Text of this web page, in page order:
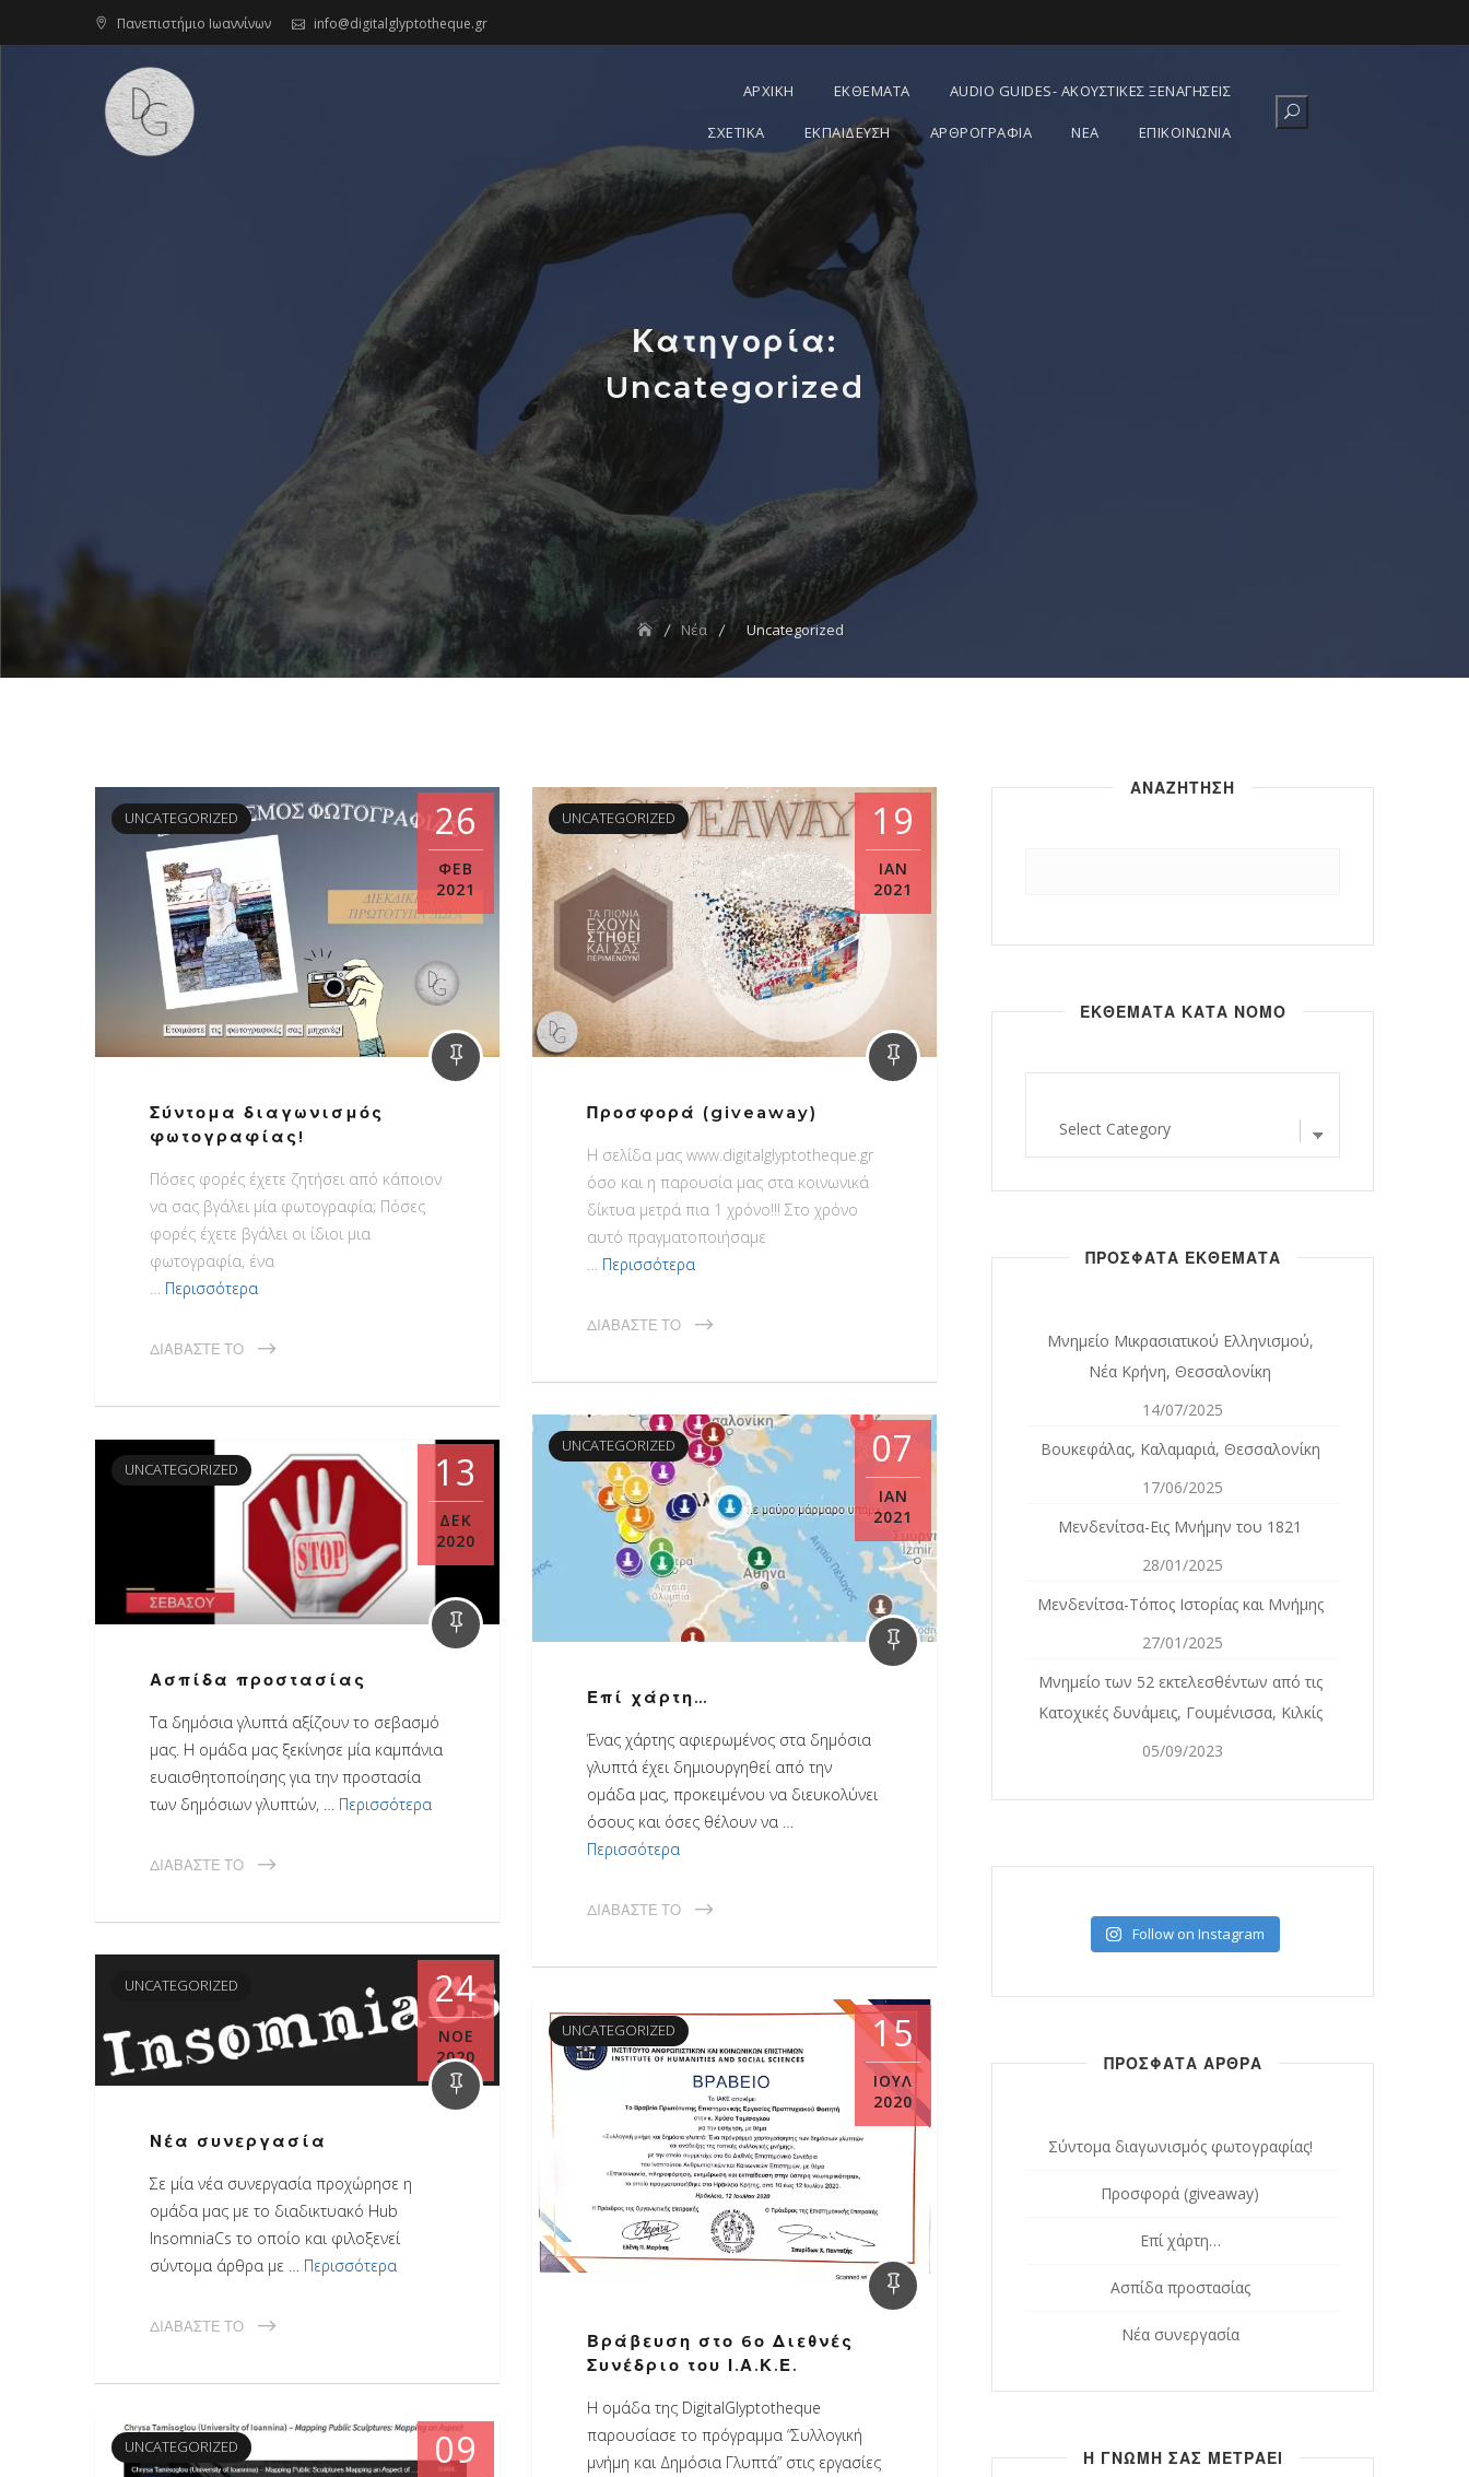
to
Πανεπιστήμιο Ιωαννίνων info@digitalglyptotheque.gr
ΑΡΧΙΚΗ ΕΚΘΕΜΑΤΑ AUDIO GUIDES- ΑΚΟΥΣΤΙΚΈΣ ΞΕΝΑΓΉΣΕΙΣ
ΣΧΕΤΙΚΑ ΕΚΠΑΙΔΕΥΣΗ ΑΡΘΡΟΓΡΑΦΊΑ ΝΕΑ ΕΠΙΚΟΙΝΩΝΙΑ
Κατηγορία:
Uncategorized
Νέα Uncategorized
UNCATEGORIZED 26
ΦΕΒ
2021
Σύντομα διαγωνισμός
φωτογραφίας!
Πόσες φορές έχετε ζητήσει από κάποιον
να σας βγάλει μία φωτογραφία; Πόσες
φορές έχετε βγάλει οι ίδιοι μια
φωτογραφία, ένα
Περισσότερα
ΔΙΑΒΆΣΤΕ ΤΟ
UNCATEGORIZED 19
ΙΑΝ
2021
Προσφορά (giveaway)
H σελίδα μας www.digitalglyptotheque.gr
όσο και η παρουσία μας στα κοινωνικά
δίκτυα μετρά πια 1 χρόνο!!! Στο χρόνο
αυτό πραγματοποιήσαμε
… Περισσότερα
ΔΙΑΒΆΣΤΕ ΤΟ
UNCATEGORIZED 07
ΙΑΝ
2021
Επί χάρτη…
Ένας χάρτης αφιερωμένος στα δημόσια
γλυπτά έχει δημιουργηθεί από την
ομάδα μας, προκειμένου να διευκολύνει
όσους και όσες θέλουν να …
Περισσότερα
ΔΙΑΒΆΣΤΕ ΤΟ
UNCATEGORIZED 13
ΔΕΚ
2020
Ασπίδα προστασίας
Τα δημόσια γλυπτά αξίζουν το σεβασμό
μας. Η ομάδα μας ξεκίνησε μία καμπάνια
ευαισθητοποίησης για την προστασία
των δημόσιων γλυπτών, … Περισσότερα
ΔΙΑΒΆΣΤΕ ΤΟ
UNCATEGORIZED 24
ΝΟΈ
2020
Νέα συνεργασία
Σε μία νέα συνεργασία προχώρησε η
ομάδα μας με το διαδικτυακό Hub
InsomniaCs το οποίο και φιλοξενεί
σύντομα άρθρα με … Περισσότερα
ΔΙΑΒΆΣΤΕ ΤΟ
UNCATEGORIZED 15
ΙΟΎΛ
2020
Βράβευση στο 6ο Διεθνές
Συνέδριο του Ι.Α.Κ.Ε.
Η ομάδα της DigitalGlyptotheque
παρουσίασε το πρόγραμμα “Συλλογική
μνήμη και Δημόσια Γλυπτά” στις εργασίες
UNCATEGORIZED 09
ΑΝΑΖΗΤΗΣΗ
ΕΚΘΕΜΑΤΑ ΚΑΤΑ ΝΟΜΟ
ΠΡΟΣΦΑΤΑ ΕΚΘΕΜΑΤΑ
Μνημείο Μικρασιατικού Ελληνισμού,
Νέα Κρήνη, Θεσσαλονίκη
14/07/2025
Βουκεφάλας, Καλαμαριά, Θεσσαλονίκη
17/06/2025
Μενδενίτσα-Εις Μνήμην του 1821
28/01/2025
Μενδενίτσα-Τόπος Ιστορίας και Μνήμης
27/01/2025
Mνημείο των 52 εκτελεσθέντων από τις
Κατοχικές δυνάμεις, Γουμένισσα, Κιλκίς
05/09/2023
Follow on Instagram
ΠΡΟΣΦΑΤΑ ΑΡΘΡΑ
Σύντομα διαγωνισμός φωτογραφίας!
Προσφορά (giveaway)
Επί χάρτη…
Ασπίδα προστασίας
Νέα συνεργασία
Η ΓΝΩΜΗ ΣΑΣ ΜΕΤΡΑΕΙ